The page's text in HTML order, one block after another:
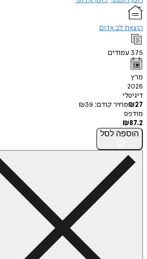
הוצאת לב אדום
375 עמודים
מרץ
2026
דיגיטלי
₪27 מחיר קודם: ₪39
מודפס
₪87.2
הוספה לסל